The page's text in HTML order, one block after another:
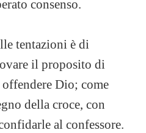
consenso.
tentazioni è di
il proposito di
Dio; come
della croce, con
al confessore.